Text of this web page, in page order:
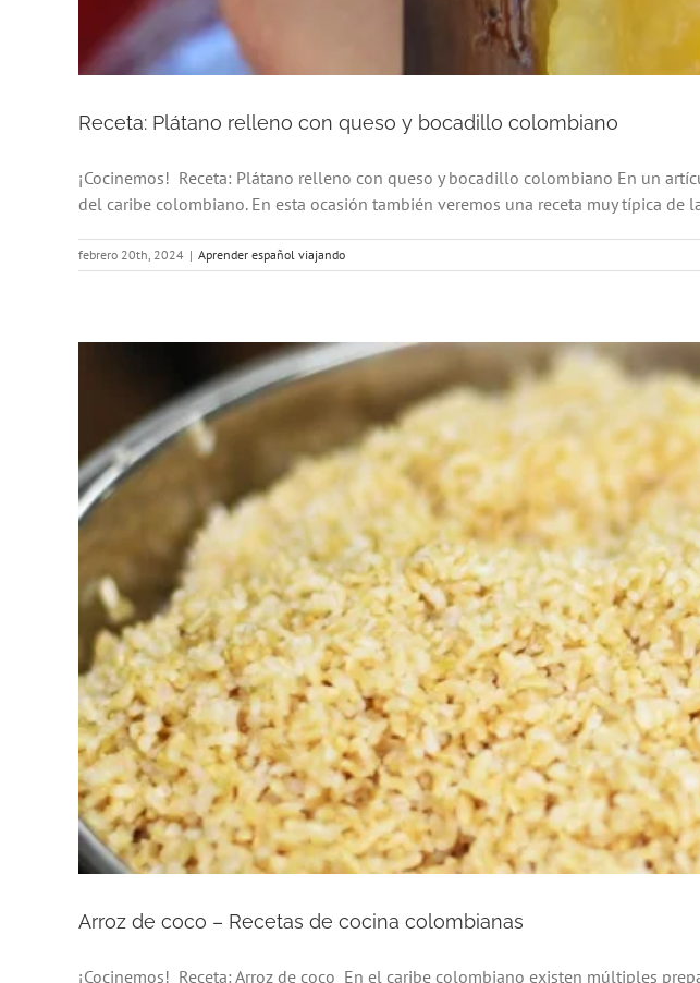
Receta: Plátano relleno con queso y bocadillo colombiano
¡Cocinemos! Receta: Plátano relleno con queso y bocadillo colombiano En un
del caribe colombiano. En esta ocasión también veremos una receta muy típica
febrero 20th, 2024 | Aprender español viajando
Arroz de coco – Recetas de cocina colombianas
¡Cocinemos! Receta: Arroz de coco En el caribe colombiano existen múltiples